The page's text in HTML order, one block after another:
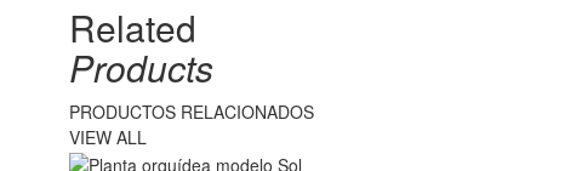
Related
Products
PRODUCTOS RELACIONADOS
VIEW ALL